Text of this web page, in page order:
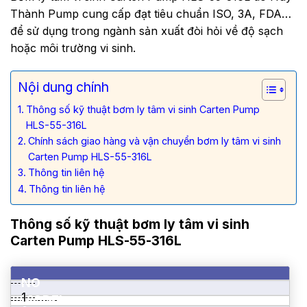
Thành Pump cung cấp đạt tiêu chuẩn ISO, 3A, FDA…
để sử dụng trong ngành sản xuất đòi hỏi về độ sạch
hoặc môi trường vi sinh.
Nội dung chính
Thông số kỹ thuật bơm ly tâm vi sinh Carten Pump
HLS-55-316L
Chính sách giao hàng và vận chuyển bơm ly tâm vi sinh
Carten Pump HLS-55-316L
Thông tin liên hệ
Thông tin liên hệ
Thông số kỹ thuật bơm ly tâm vi sinh
Carten Pump HLS-55-316L
NO
MODEL
1